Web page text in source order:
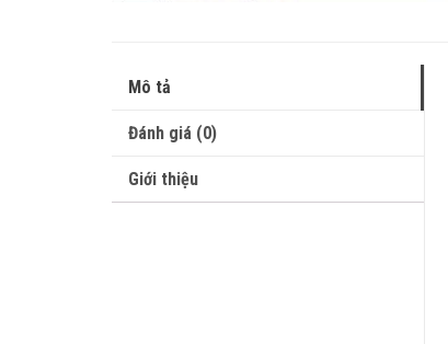
Mô tả
Đánh giá (0)
Giới thiệu